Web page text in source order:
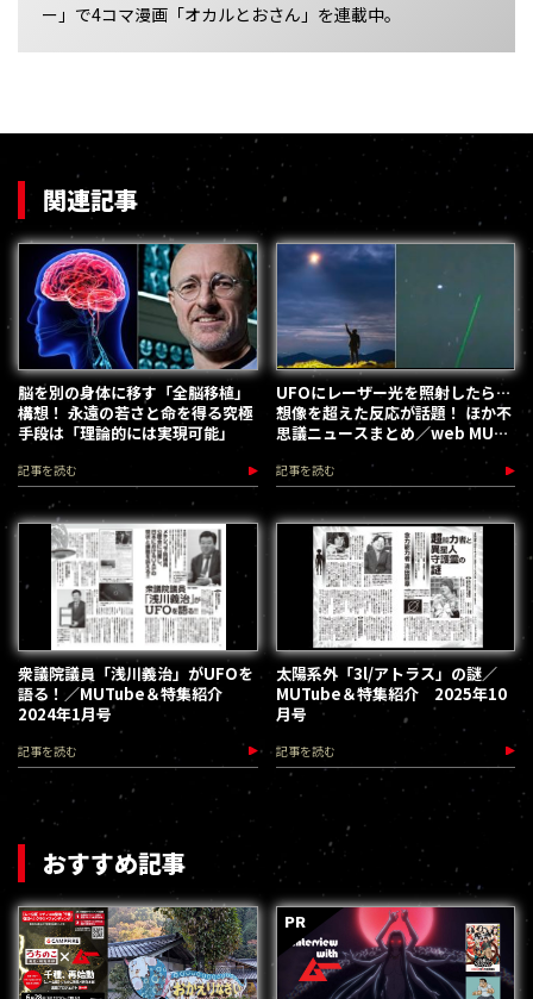
ー」で4コマ漫画「オカルとおさん」を連載中。
関連記事
脳を別の身体に移す「全脳移植」
構想！ 永遠の若さと命を得る究極
手段は「理論的には実現可能」
記事を読む
UFOにレーザー光を照射したら…
想像を超えた反応が話題！ ほか不
思議ニュースまとめ／web MU
記事を読む
衆議院議員「浅川義治」がUFOを
語る！／MUTube＆特集紹介
2024年1月号
記事を読む
太陽系外「3l/アトラス」の謎／
MUTube＆特集紹介 2025年10
月号
記事を読む
おすすめ記事